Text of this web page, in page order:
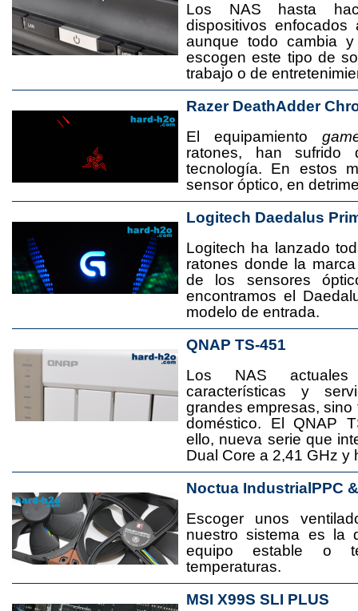
Los NAS hasta
dispositivos
aunque todo cambia
escogen este tipo de
trabajo o de
Razer DeathAdder
El equipamiento
ratones, han sufrido
tecnología. En estos
sensor óptico, en
Logitech Daedalus
Logitech ha lanzado
ratones donde la
de los sensores
encontramos el
modelo de entrada.
QNAP TS-451
Los NAS
características y
grandes empresas,
doméstico. El QNAP
ello, nueva serie que
Dual Core a 2,41 GHz y
Noctua IndustrialPPC
Escoger unos
nuestro sistema es la
equipo estable o
temperaturas.
MSI X99S SLI PLUS